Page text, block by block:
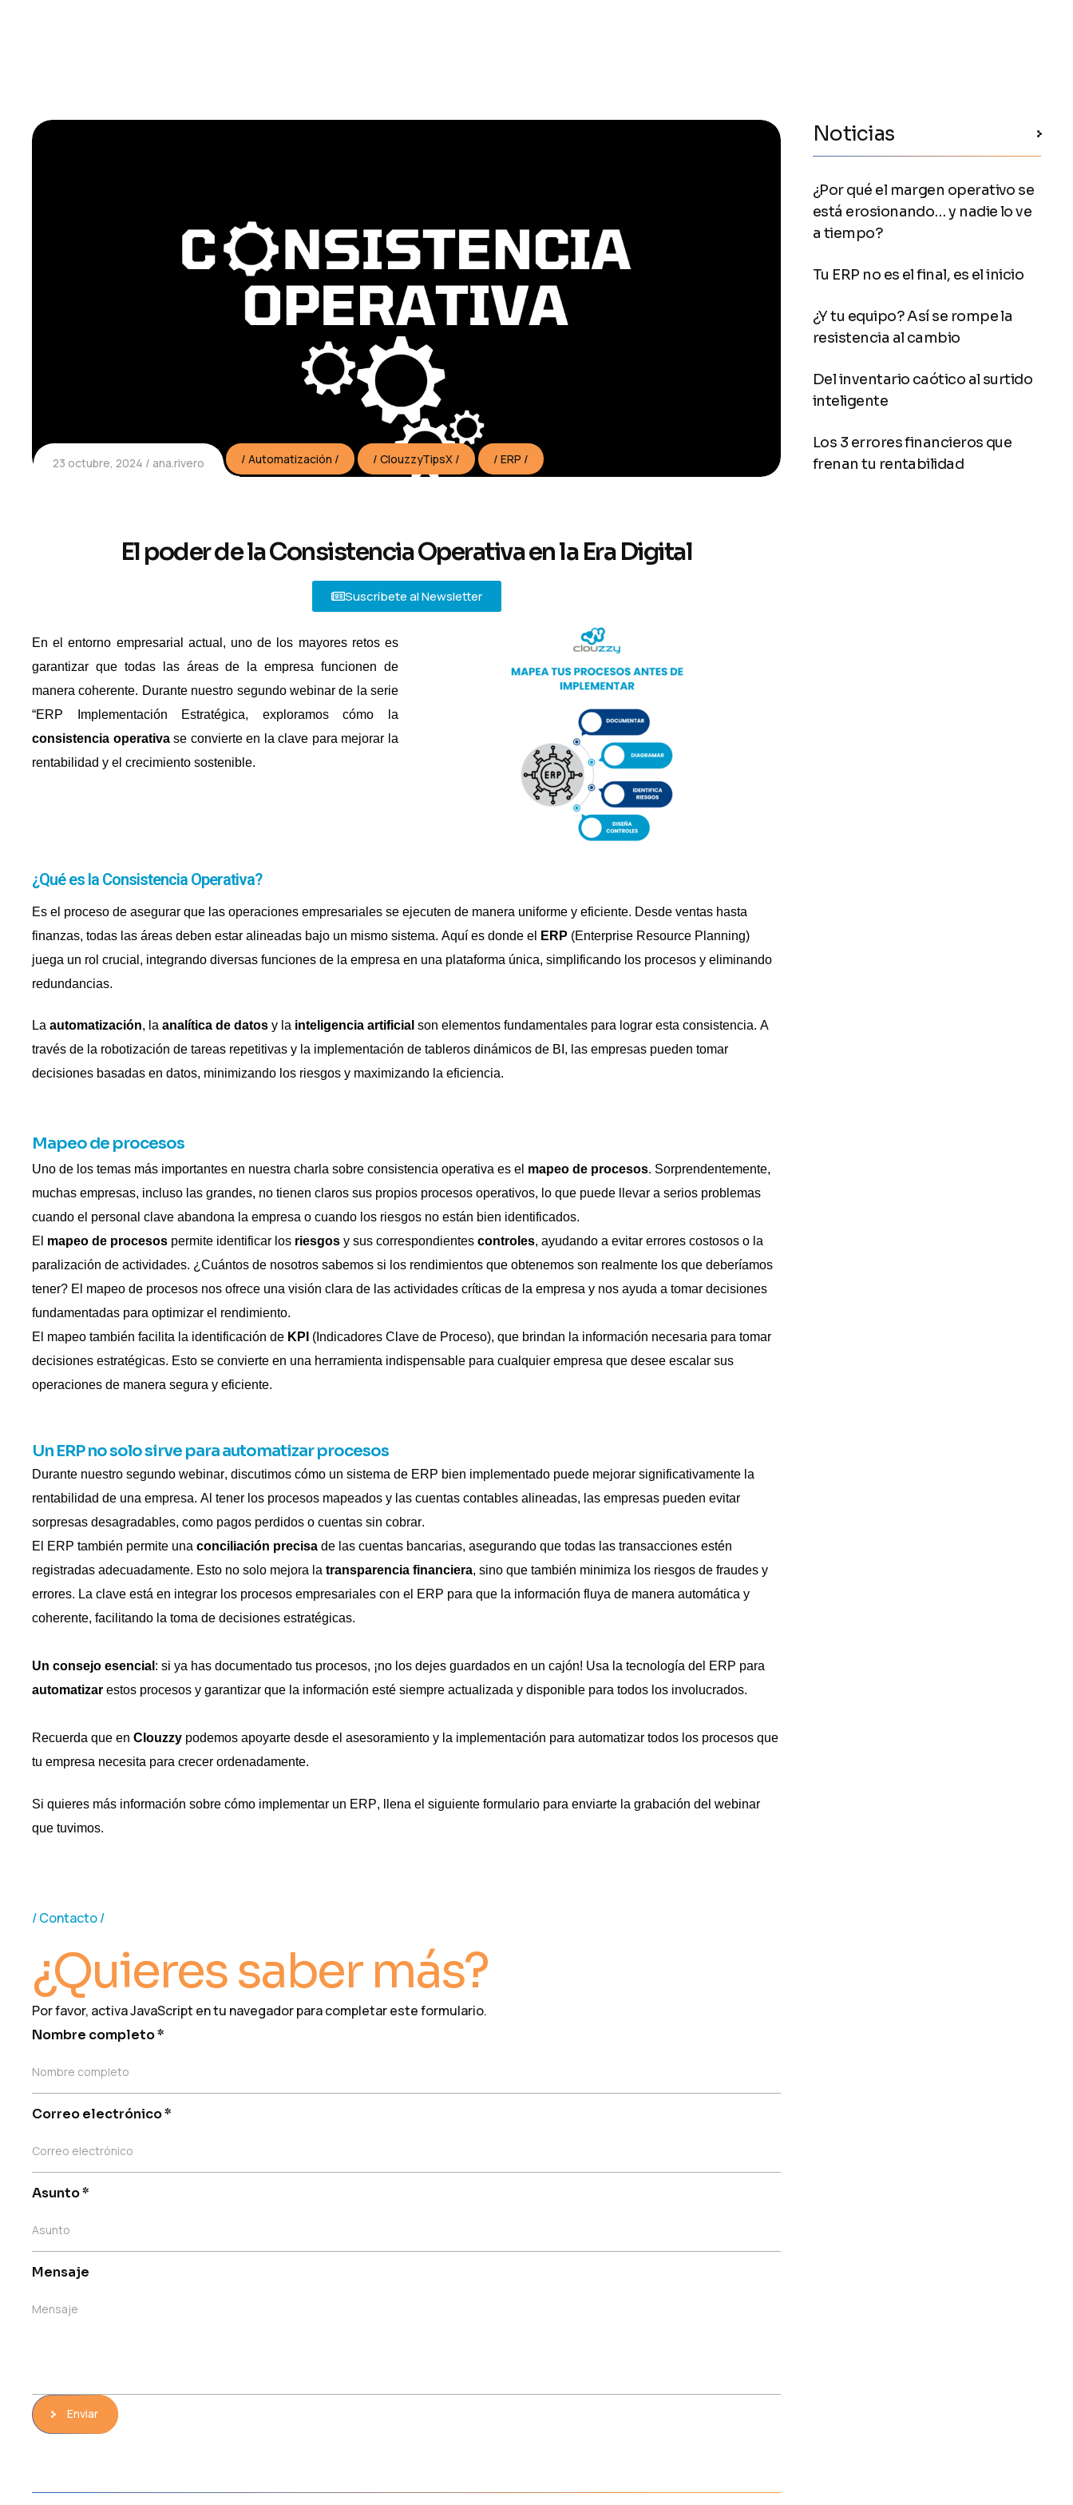
23 octubre, 2024 ana.rivero Automatización ClouzzyTipsX ERP
El poder de la Consistencia Operativa en la Era Digital
Suscríbete al Newsletter
En el entorno empresarial actual, uno de los mayores retos es
garantizar que todas las áreas de la empresa funcionen de
manera coherente. Durante nuestro segundo webinarde la serie
“ERP Implementación Estratégica, exploramos cómo la
consistencia operativase convierte en la clave para mejorar la
rentabilidad y el crecimiento sostenible.
¿Qué es la Consistencia Operativa?
Es el proceso de asegurar que las operaciones empresariales se ejecuten de manera uniforme y eficiente. Desde ventas hasta
finanzas, todas las áreas deben estar alineadas bajo un mismo sistema. Aquí es donde el
ERP (Enterprise Resource Planning)
juega un rol crucial, integrando diversas funciones de la empresa en una plataforma única, simplificando los procesos y eliminando
redundancias.
La automatización, la analítica de datos y la inteligencia artificial son elementos fundamentales para lograr esta consistencia. A
través de la robotización de tareas repetitivas y la implementación de tableros dinámicos de BI, las empresas pueden tomar
decisiones basadas en datos, minimizando los riesgos y maximizando la eficiencia.
Mapeo de procesos
Uno de los temas más importantes en nuestra charla sobre consistencia operativa es el mapeo de procesos. Sorprendentemente,
muchas empresas, incluso las grandes, no tienen claros sus propios procesos operativos, lo que puede llevar a serios problemas
cuando el personal clave abandona la empresa o cuando los riesgos no están bien identificados.
El mapeo de procesos permite identificar los riesgos y sus correspondientes controles, ayudando a evitar errores costosos o la
paralización de actividades. ¿Cuántos de nosotros sabemos si los rendimientos que obtenemos son realmente los que deberíamos
tener? El mapeo de procesos nos ofrece una visión clara de las actividades críticas de la empresa y nos ayuda a tomar decisiones
fundamentadas para optimizar el rendimiento.
El mapeo también facilita la identificación de KPI (Indicadores Clave de Proceso), que brindan la información necesaria para tomar
decisiones estratégicas. Esto se convierte en una herramienta indispensable para cualquier empresa que desee escalar sus
operaciones de manera segura y eficiente.
Un ERP no solo sirve para automatizar procesos
Durante nuestro segundo webinar, discutimos cómo un sistema de ERP bien implementado puede mejorar significativamente la
rentabilidad de una empresa. Al tener los procesos mapeados y las cuentas contables alineadas, las empresas pueden evitar
sorpresas desagradables, como pagos perdidos o cuentas sin cobrar.
El ERP también permite una conciliación precisa de las cuentas bancarias, asegurando que todas las transacciones estén
registradas adecuadamente. Esto no solo mejora la transparencia financiera, sino que también minimiza los riesgos de fraudes y
errores. La clave está en integrar los procesos empresariales con el ERP para que la información fluya de manera automática y
coherente, facilitando la toma de decisiones estratégicas.
Un consejo esencial : si ya has documentado tus procesos, ¡no los dejes guardados en un cajón! Usa la tecnología del ERP para
automatizar estos procesos y garantizar que la información esté siempre actualizada y disponible para todos los involucrados.
Recuerda que en Clouzzy podemos apoyarte desde el asesoramiento y la implementación para automatizar todos los procesos que
tu empresa necesita para crecer ordenadamente.
Si quieres más información sobre cómo implementar un ERP, llena el siguiente formulario para enviarte la grabación del webinar
que tuvimos.
Contacto
¿Quieres saber más?
Por favor, activa JavaScript en tu navegador para completar este formulario.
Nombre completo*
Nombre completo
Correo electrónico*
Correo electrónico
Asunto*
Asunto
Mensaje
Mensaje
Enviar
Noticias
¿Por qué el margen operativo se
está erosionando… y nadie lo ve
a tiempo?
Tu ERP no es el final, es el inicio
¿Y tu equipo? Así se rompe la
resistencia al cambio
Del inventario caótico al surtido
inteligente
Los 3 errores financieros que
frenan tu rentabilidad